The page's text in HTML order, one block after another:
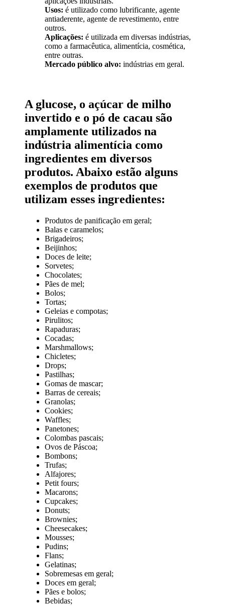
Usos: é utilizado como lubrificante, agente
antiaderente, agente de revestimento, entre
outros.
Aplicações: é utilizada em diversas indústrias,
como a farmacêutica, alimentícia, cosmética,
entre outras.
Mercado público alvo: indústrias em geral.
A glucose, o açúcar de milho
invertido e o pó de cacau são
amplamente utilizados na
indústria alimentícia como
ingredientes em diversos
produtos. Abaixo estão alguns
exemplos de produtos que
utilizam esses ingredientes:
Produtos de panificação em geral;
Balas e caramelos;
Brigadeiros;
Beijinhos;
Doces de leite;
Sorvetes;
Chocolates;
Pães de mel;
Bolos;
Tortas;
Geleias e compotas;
Pirulitos;
Rapaduras;
Cocadas;
Marshmallows;
Chicletes;
Drops;
Pastilhas;
Gomas de mascar;
Barras de cereais;
Granolas;
Cookies;
Waffles;
Panetones;
Colombas pascais;
Ovos de Páscoa;
Bombons;
Trufas;
Alfajores;
Petit fours;
Macarons;
Cupcakes;
Donuts;
Brownies;
Cheesecakes;
Mousses;
Pudins;
Flans;
Gelatinas;
Sobremesas em geral;
Doces em geral;
Pães e bolos;
Bebidas;